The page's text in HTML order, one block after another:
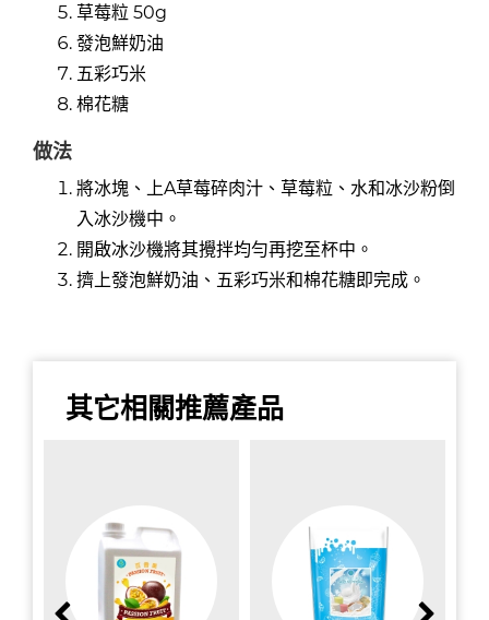
草莓粒 50g
發泡鮮奶油
五彩巧米
棉花糖
做法
將冰塊、上A草莓碎肉汁、草莓粒、水和冰沙粉倒
入冰沙機中。
開啟冰沙機將其攪拌均勻再挖至杯中。
擠上發泡鮮奶油、五彩巧米和棉花糖即完成。
其它相關推薦產品